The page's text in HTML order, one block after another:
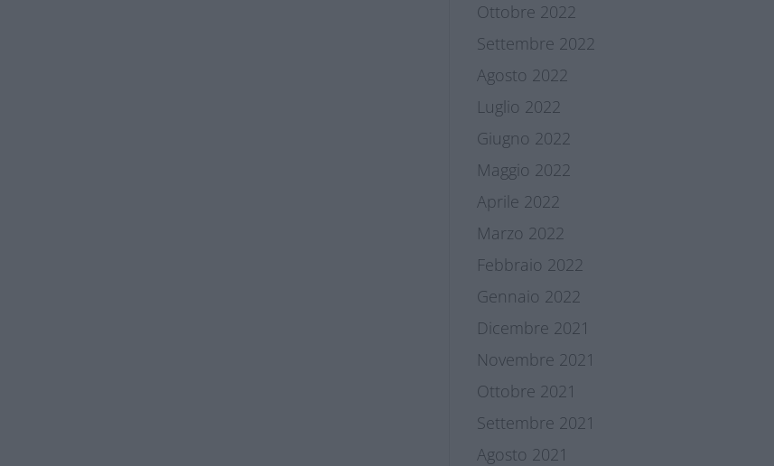
Ottobre 2022
Settembre 2022
Agosto 2022
Luglio 2022
Giugno 2022
Maggio 2022
Aprile 2022
Marzo 2022
Febbraio 2022
Gennaio 2022
Dicembre 2021
Novembre 2021
Ottobre 2021
Settembre 2021
Agosto 2021